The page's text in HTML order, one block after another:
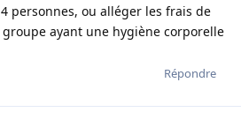
personnes, ou alléger les frais de
ayant une hygiène corporelle
Répondre